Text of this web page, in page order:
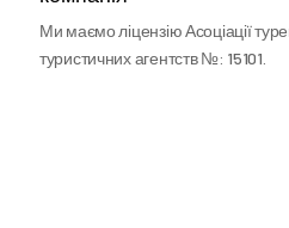
Ми маємо ліцензію Асоціації
туристичних агентств №: 15101.